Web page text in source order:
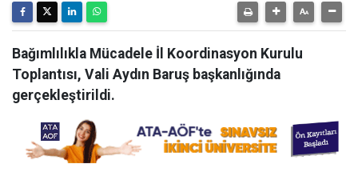
Bağımlılıkla Mücadele İl Koordinasyon Kurulu
Toplantısı, Vali Aydın Baruş başkanlığında
gerçekleştirildi.